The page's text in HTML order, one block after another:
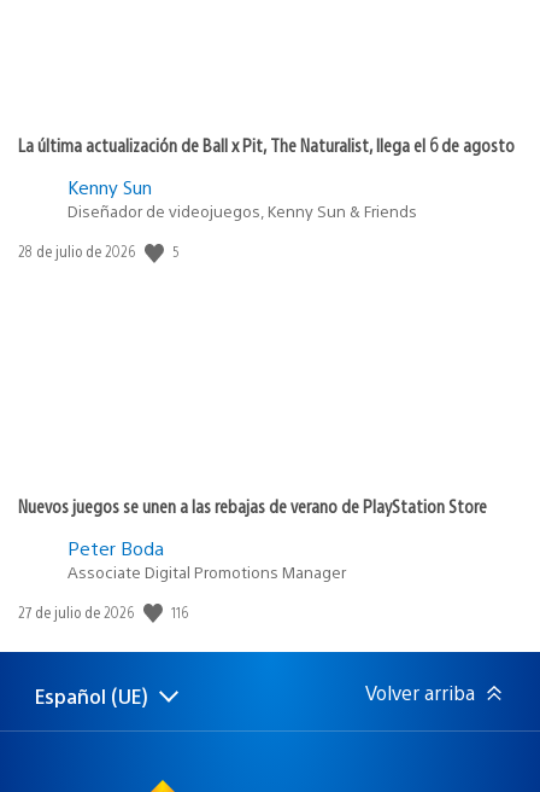
La última actualización de Ball x Pit, The Naturalist, llega el 6 de agosto
Kenny Sun
Diseñador de videojuegos, Kenny Sun & Friends
Fecha
28 de julio de 2026 5
Nuevos juegos se unen a las rebajas de verano de PlayStation Store
Peter Boda
Associate Digital Promotions Manager
Fecha
publicación:
27 de julio de 2026 116
Selecciona
una
Región
actual:
Español (UE) Volver arriba